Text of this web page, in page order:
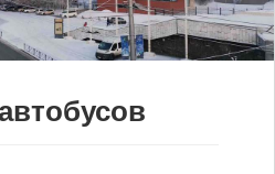
Вакансии